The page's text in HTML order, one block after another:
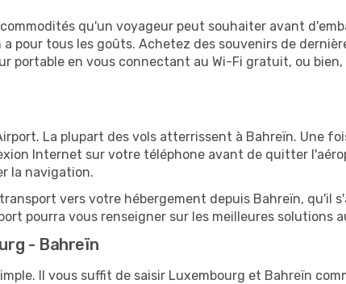
qu'un voyageur peut souhaiter avant
pour tous les goûts. Achetez des souvenirs de
portable en vous connectant au Wi-Fi gratuit, ou
La plupart des vols atterrissent à Bahreïn. Une
Internet sur votre téléphone avant de quitter
la navigation.
vers votre hébergement depuis Bahreïn, qu'il
pourra vous renseigner sur les meilleures solutions
- Bahreïn
Il vous suffit de saisir Luxembourg et Bahreïn